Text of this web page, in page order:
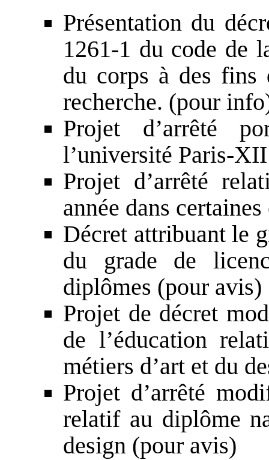
Présentation du
1261-1 du code de
du corps à des fins
recherche. (pour
Projet d’arrêté
l’université Paris-
Projet d’arrêté
année dans
Décret attribuant le
du grade de
diplômes (pour avis)
Projet de décret
de l’éducation
métiers d’art et du
Projet d’arrêté
relatif au diplôme
design (pour avis)